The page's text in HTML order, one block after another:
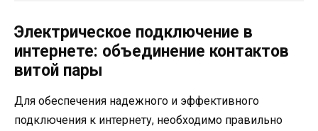
Электрическое подключение в
интернете: объединение контактов
витой пары
Для обеспечения надежного и эффективного
подключения к интернету, необходимо правильно